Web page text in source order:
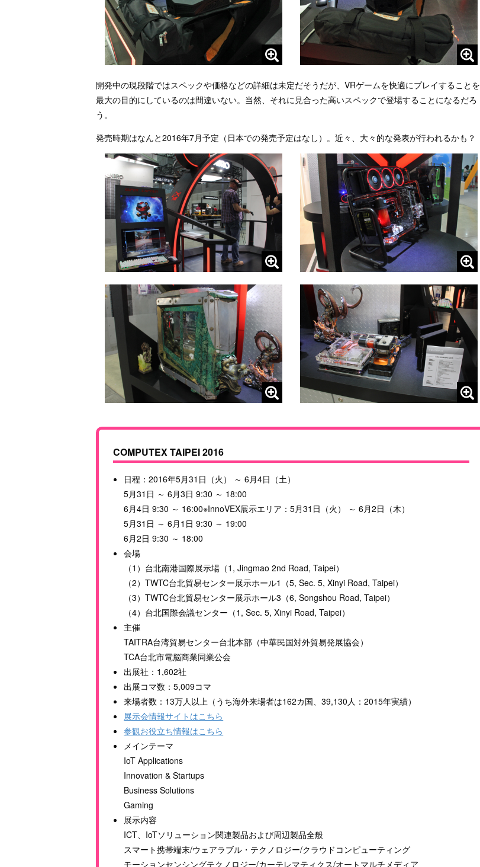
開発中の現段階ではスペックや価格などの詳細は未定だそうだが、VRゲームを快適にプレイすることを
最大の目的にしているのは間違いない。当然、それに見合った高いスペックで登場することになるだろ
う。
発売時期はなんと2016年7月予定（日本での発売予定はなし）。近々、大々的な発表が行われるかも？
COMPUTEX TAIPEI 2016
日程：2016年5月31日（火） ～ 6月4日（土）
5月31日 ～ 6月3日 9:30 ～ 18:00
6月4日 9:30 ～ 16:00※InnoVEX展示エリア：5月31日（火） ～ 6月2日（木）
5月31日 ～ 6月1日 9:30 ～ 19:00
6月2日 9:30 ～ 18:00
会場
（1）台北南港国際展示場（1, Jingmao 2nd Road, Taipei）
（2）TWTC台北貿易センター展示ホール1（5, Sec. 5, Xinyi Road, Taipei）
（3）TWTC台北貿易センター展示ホール3（6, Songshou Road, Taipei）
（4）台北国際会議センター（1, Sec. 5, Xinyi Road, Taipei）
主催
TAITRA台湾貿易センター台北本部（中華民国対外貿易発展協会）
TCA台北市電脳商業同業公会
出展社：1,602社
出展コマ数：5,009コマ
来場者数：13万人以上（うち海外来場者は162カ国、39,130人：2015年実績）
展示会情報サイトはこちら
参観お役立ち情報はこちら
メインテーマ
IoT Applications
Innovation & Startups
Business Solutions
Gaming
展示内容
ICT、IoTソリューション関連製品および周辺製品全般
スマート携帯端末/ウェアラブル・テクノロジー/クラウドコンピューティング
モーションセンシングテクノロジー/カーテレマティクス/オートマルチメディア